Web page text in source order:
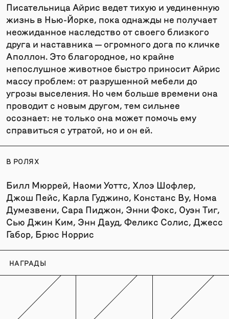
Писательница Айрис ведет тихую и уединенную
жизнь в Нью-Йорке, пока однажды не получает
неожиданное наследство от своего близкого
друга и наставника — огромного дога по кличке
Аполлон. Это благородное, но крайне
непослушное животное быстро приносит Айрис
массу проблем: от разрушенной мебели до
угрозы выселения. Но чем больше времени она
проводит с новым другом, тем сильнее
осознает: не только она может помочь ему
справиться с утратой, но и он ей.
В РОЛЯХ
Билл Мюррей, Наоми Уоттс, Хлоэ Шофлер,
Джош Пейс, Карла Гуджино, Констанс Ву, Нома
Думезвени, Сара Пиджон, Энни Фокс, Оуэн Тиг,
Сью Джин Ким, Энн Дауд, Феликс Солис, Джесс
Габор, Брюс Норрис
НАГРАДЫ